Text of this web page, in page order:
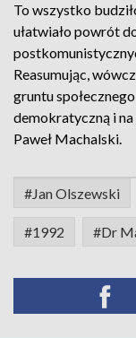
To wszystko
ułatwiało powrót
Reasumując,
gruntu
demokratyczną i
Paweł Machalski.
#Jan Olszewski
#1992 #Dr